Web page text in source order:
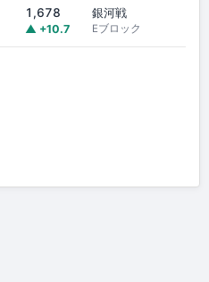
1,678
▲ +10.7
銀河戦
Eブロック